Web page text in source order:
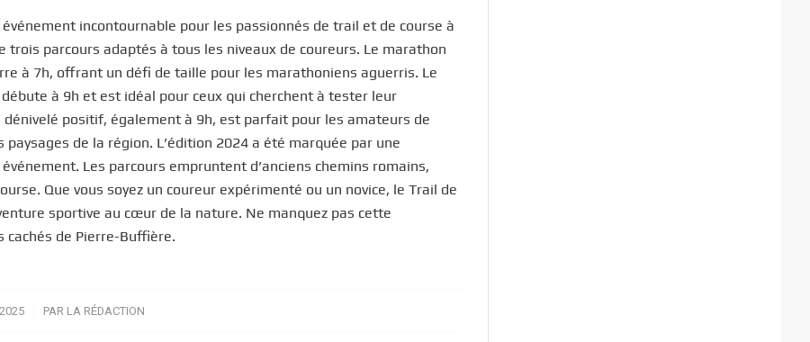
incontournable pour les passionnés de trail et de course à
parcours adaptés à tous les niveaux de coureurs. Le marathon
à 7h, offrant un défi de taille pour les marathoniens aguerris. Le
à 9h et est idéal pour ceux qui cherchent à tester leur
positif, également à 9h, est parfait pour les amateurs de
de la région. L’édition 2024 a été marquée par une
Les parcours empruntent d’anciens chemins romains,
Que vous soyez un coureur expérimenté ou un novice, le Trail de
sportive au cœur de la nature. Ne manquez pas cette
de Pierre-Buffière.
PAR LA RÉDACTION